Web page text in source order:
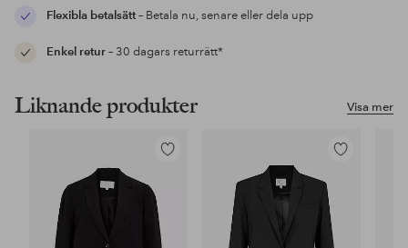
Flexibla betalsätt– Betala nu, senare eller dela upp
Enkel retur– 30 dagars returrätt*
Visa mer
Liknande produkter
Lägg
i
favoriter
Lägg
i
favoriter